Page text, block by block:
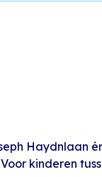
kinderen